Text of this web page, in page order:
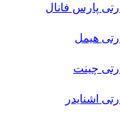
پارس فانال
هیمل
چینت
اشنایدر